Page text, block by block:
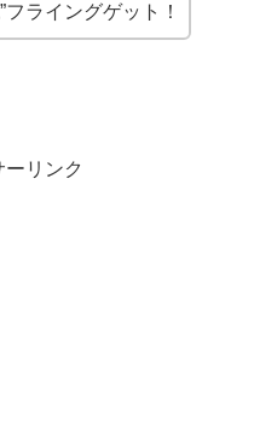
フライングゲット！
ーリンク